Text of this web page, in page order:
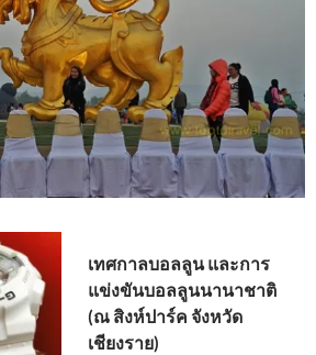
เทศกาลบอลลูน และการ
แข่งขันบอลลูนนานาชาติ
(ณ สิงห์ปาร์ค จังหวัด
เชียงราย)